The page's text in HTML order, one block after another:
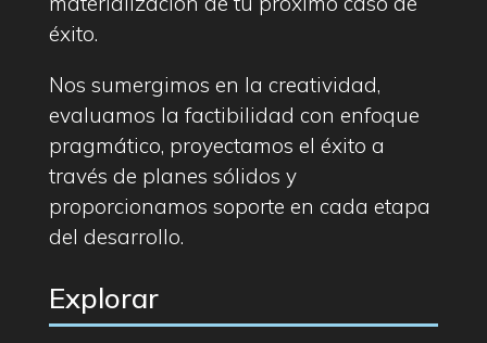
éxito.
Nos sumergimos en la creatividad,
evaluamos la factibilidad con enfoque
pragmático, proyectamos el éxito a
través de planes sólidos y
proporcionamos soporte en cada etapa
del desarrollo.
Explorar